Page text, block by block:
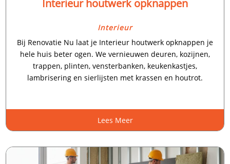
Interieur houtwerk opknappen
Interieur
Bij Renovatie Nu laat je Interieur houtwerk opknappen je
hele huis beter ogen.​ We vernieuwen deuren, kozijnen,
trappen, plinten, vensterbanken, keukenkastjes,
lambrisering en sierlijsten met krassen en houtrot.​
Lees Meer